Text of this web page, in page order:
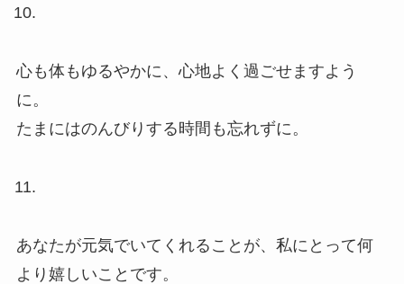
心も体もゆるやかに、心地よく過ごせますよう
に。
たまにはのんびりする時間も忘れずに。
あなたが元気でいてくれることが、私にとって何
より嬉しいことです。